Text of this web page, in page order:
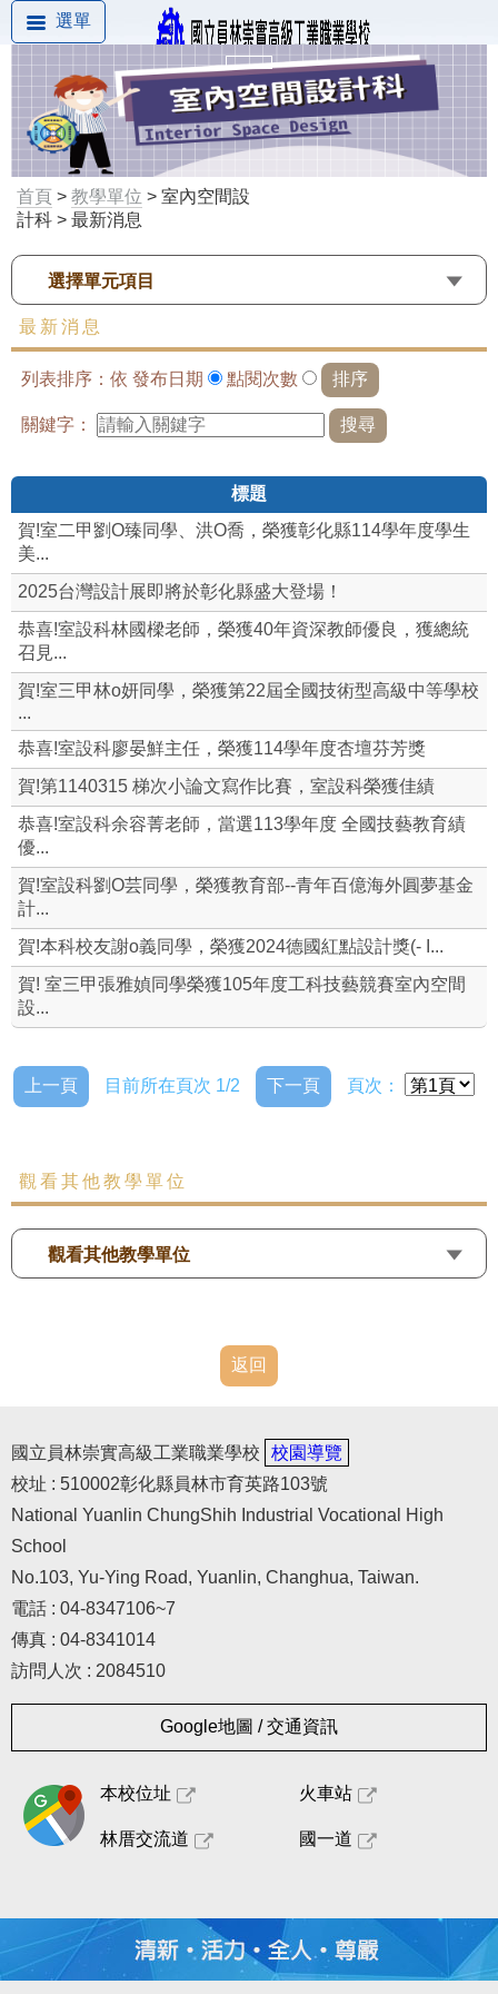
選單
首頁 > 教學單位 > 室內空間設
計科 > 最新消息
選擇單元項目
最新消息
列表排序：依 發布日期 點閱次數
關鍵字：
標題
賀!室二甲劉O臻同學、洪O喬，榮獲彰化縣114學年度學生
美...
2025台灣設計展即將於彰化縣盛大登場！
恭喜!室設科林國樑老師，榮獲40年資深教師優良，獲總統
召見...
賀!室三甲林o妍同學，榮獲第22屆全國技術型高級中等學校
...
恭喜!室設科廖晏鮮主任，榮獲114學年度杏壇芬芳獎
賀!第1140315 梯次小論文寫作比賽，室設科榮獲佳績
恭喜!室設科余容菁老師，當選113學年度 全國技藝教育績
優...
賀!室設科劉O芸同學，榮獲教育部--青年百億海外圓夢基金
計...
賀!本科校友謝o義同學，榮獲2024德國紅點設計獎(- I...
賀! 室三甲張雅媜同學榮獲105年度工科技藝競賽室內空間
設...
上一頁 目前所在頁次 1/2 下一頁 頁次：
觀看其他教學單位
觀看其他教學單位
返回
國立員林崇實高級工業職業學校
校園導覽
校址 : 510002彰化縣員林市育英路103號
National Yuanlin ChungShih Industrial Vocational High
School
No.103, Yu-Ying Road, Yuanlin, Changhua, Taiwan.
電話 : 04-8347106~7
傳真 : 04-8341014
訪問人次 : 2084510
Google地圖 / 交通資訊
本校位址 火車站
林厝交流道 國一道